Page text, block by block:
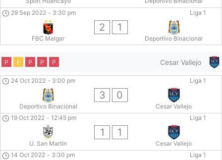
Liga 1
29 Sep 2022 - 3:30 pm
FBC Melgar
2 1
Deportivo Binacional
Cesar Vallejo
P E P P P
Liga 1
24 Oct 2022 - 3:00 pm
Deportivo Binacional
3 0
Cesar Vallejo
Liga 1
19 Oct 2022 - 12:45 pm
U. San Martín
1 1
Cesar Vallejo
Liga 1
14 Oct 2022 - 3:30 pm